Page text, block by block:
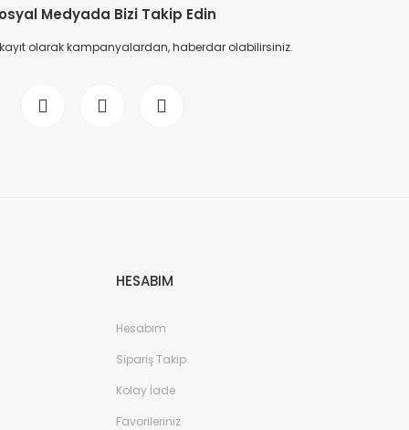
Medyada Bizi Takip Edin
olarak kampanyalardan, haberdar olabilirsiniz.
HESABIM
Hesabım
Sipariş Takip
Kolay İade
Favorileriniz